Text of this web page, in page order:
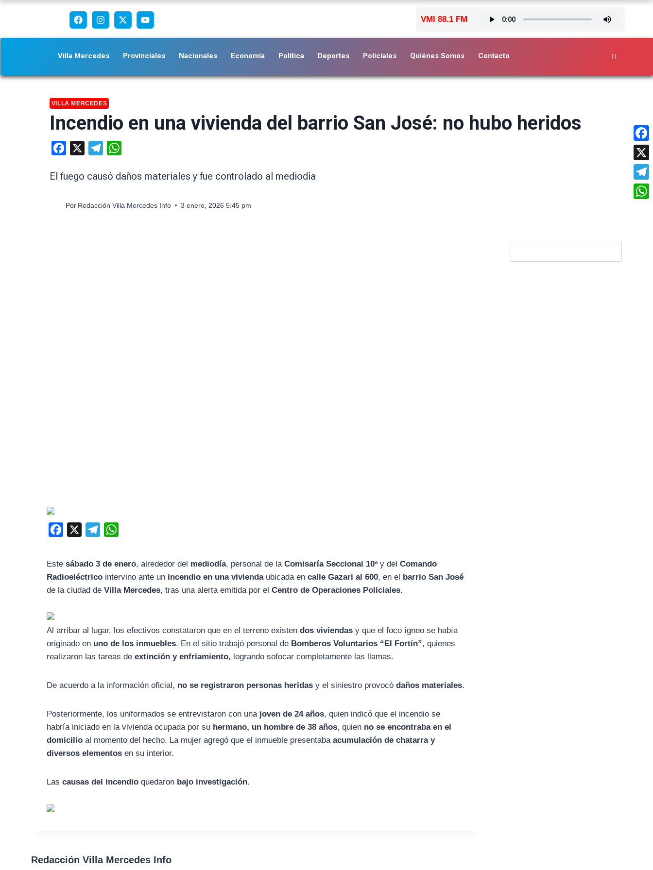
VMI 88.1 FM
Villa Mercedes Provinciales Nacionales Economía Política Deportes Policiales Quiénes Somos Contacto
VILLA MERCEDES
Incendio en una vivienda del barrio San José: no hubo heridos
Facebook Telegram
El fuego causó daños materiales y fue controlado al mediodía
Por Redacción Villa Mercedes Info 3 enero, 2026 5:45 pm
e
b
k
g
m
s
p
Estesábado 3 de enero, alrededor del mediodía, personal de laComisaría Seccional 10ªy delComando
Radioeléctrico intervino ante un incendio en una viviendaubicada encalle Gazari al 600, en el
barrio San José
de la ciudad deVilla Mercedes, tras una alerta emitida por elCentro de Operaciones Policiales.
Al arribar al lugar, los efectivos constataron que en el terreno existendos viviendas y que el foco ígneo se había
originado en uno de los inmuebles. En el sitio trabajó personal de Bomberos Voluntarios “El Fortín”, quienes
realizaron las tareas deextinción y enfriamiento, logrando sofocar completamente las llamas.
De acuerdo a la información oficial, no se registraron personas heridas y el siniestro provocódaños materiales.
Posteriormente, los uniformados se entrevistaron con una joven de 24 años, quien indicó que el incendio se
habría iniciado en la vivienda ocupada por su hermano, un hombre de 38 años, quien no se encontraba en el
domicilio al momento del hecho. La mujer agregó que el inmueble presentabaacumulación de chatarra y
diversos elementos en su interior.
Lascausas del incendio quedaron bajo investigación.
Redacción Villa Mercedes Info
X